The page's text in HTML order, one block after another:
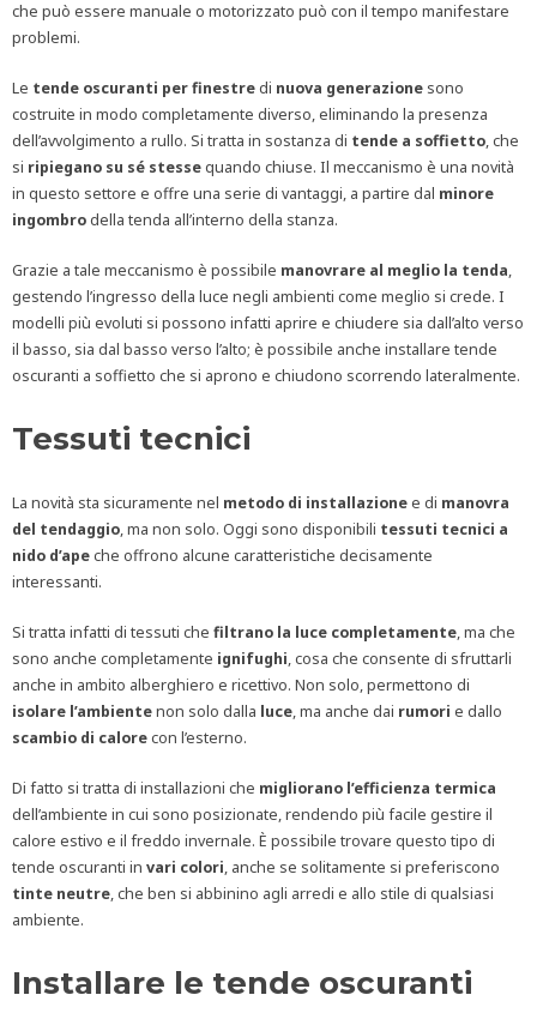
che può essere manuale o motorizzato può con il tempo manifestare
problemi.
Le tende oscuranti per finestredi nuova generazione sono
costruite in modo completamente diverso, eliminando la presenza
dell’avvolgimento a rullo. Si tratta in sostanza di tende a soffietto, che
si ripiegano su sé stessequando chiuse. Il meccanismo è una novità
in questo settore e offre una serie di vantaggi, a partire dal minore
ingombrodella tenda all’interno della stanza.
Grazie a tale meccanismo è possibile manovrare al meglio la tenda,
gestendo l’ingresso della luce negli ambienti come meglio si crede. I
modelli più evoluti si possono infatti aprire e chiudere sia dall’alto verso
il basso, sia dal basso verso l’alto; è possibile anche installare tende
oscuranti a soffietto che si aprono e chiudono scorrendo lateralmente.
Tessuti tecnici
La novità sta sicuramente nel metodo di installazionee di manovra
del tendaggio, ma non solo. Oggi sono disponibili tessuti tecnici a
nido d’apeche offrono alcune caratteristiche decisamente
interessanti.
Si tratta infatti di tessuti che filtrano la luce completamente, ma che
sono anche completamente ignifughi, cosa che consente di sfruttarli
anche in ambito alberghiero e ricettivo. Non solo, permettono di
isolare l’ambientenon solo dalla luce, ma anche dai rumori e dallo
scambio di calorecon l’esterno.
Di fatto si tratta di installazioni che migliorano l’efficienza termica
dell’ambiente in cui sono posizionate, rendendo più facile gestire il
calore estivo e il freddo invernale. È possibile trovare questo tipo di
tende oscuranti in vari colori, anche se solitamente si preferiscono
tinte neutre, che ben si abbinino agli arredi e allo stile di qualsiasi
ambiente.
Installare le tende oscuranti